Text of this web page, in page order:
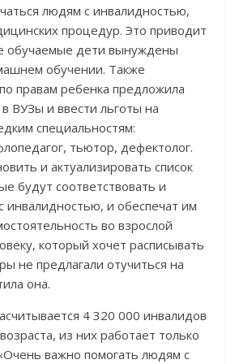
людям с инвалидностью,
процедур. Это приводит
обучаемые дети вынуждены
обучении. Также
правам ребенка предложила
ВУЗы и ввести льготы на
специальностям:
тьютор, дефектолог.
и актуализировать список
будут соответствовать и
и обеспечат им
во взрослой
который хочет расписывать
не предлагали отучиться на
она.
4 320 000 инвалидов
из них работает только
важно помогать людям с